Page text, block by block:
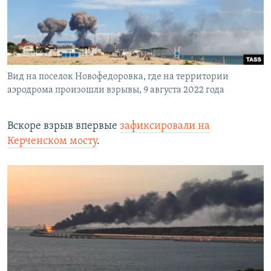
Вид на поселок Новофедоровка, где на территории
аэродрома произошли взрывы, 9 августа 2022 года
Вскоре взрыв впервые зафиксировали на
Керченском мосту.